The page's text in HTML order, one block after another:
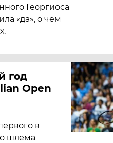
Георгиоса
«да», о чем
год
Open
в
шлема